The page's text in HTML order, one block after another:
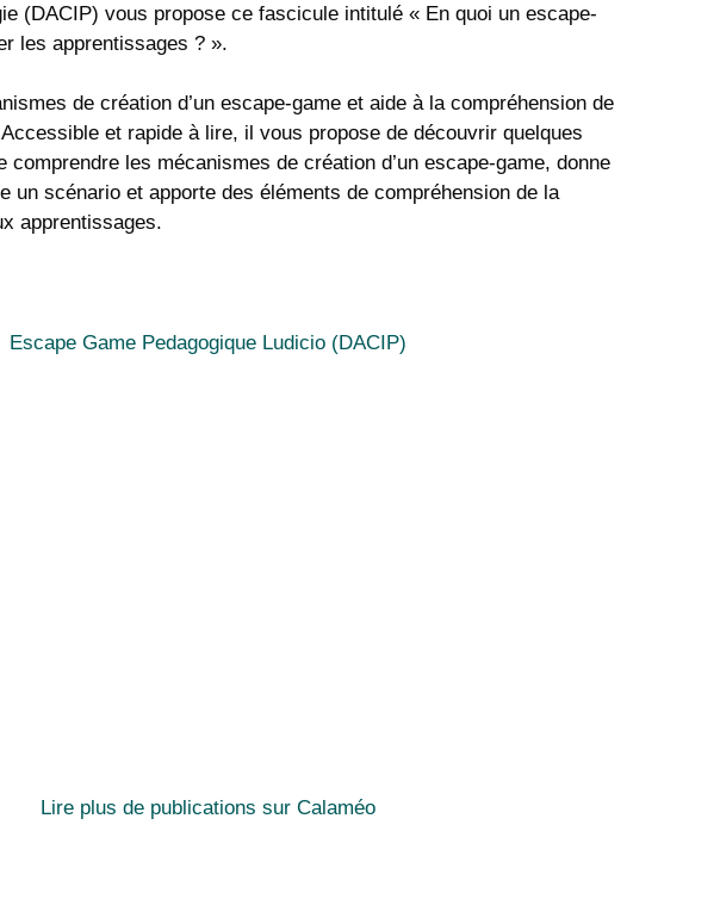
(DACIP) vous propose ce fascicule intitulé « En quoi un escape-
les apprentissages ? ».
de création d’un escape-game et aide à la compréhension de
et rapide à lire, il vous propose de découvrir quelques
comprendre les mécanismes de création d’un escape-game, donne
un scénario et apporte des éléments de compréhension de la
apprentissages.
Escape Game Pedagogique Ludicio (DACIP)
Lire plus de publications sur Calaméo